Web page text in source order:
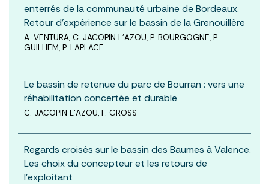
enterrés de la communauté urbaine de Bordeaux.
Retour d’expérience sur le bassin de la Grenouillère
A. VENTURA, C. JACOPIN L’AZOU, P. BOURGOGNE, P.
GUILHEM, P. LAPLACE
Le bassin de retenue du parc de Bourran : vers une
réhabilitation concertée et durable
C. JACOPIN L’AZOU, F. GROSS
Regards croisés sur le bassin des Baumes à Valence.
Les choix du concepteur et les retours de
l’exploitant